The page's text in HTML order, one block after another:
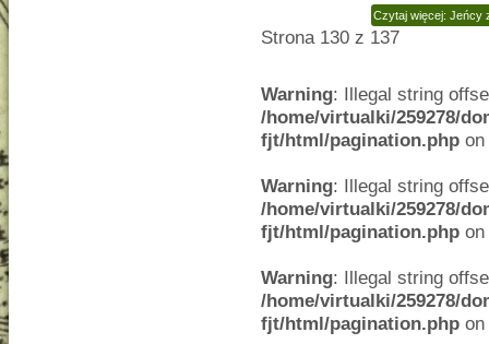
Czytaj więcej: Jeńcy
Strona 130 z 137
Warning: Illegal string
/home/virtualki/259278/
fjt/html/pagination.php
Warning: Illegal string
/home/virtualki/259278/
fjt/html/pagination.php
Warning: Illegal string
/home/virtualki/259278/
fjt/html/pagination.php